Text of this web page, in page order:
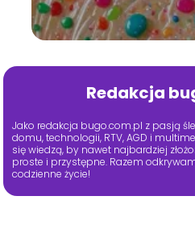
Redakcja
Jako redakcja bugo.com.pl z pasją
domu, technologii, RTV, AGD i
się wiedzą, by nawet najbardziej
proste i przystępne. Razem
codzienne życie!